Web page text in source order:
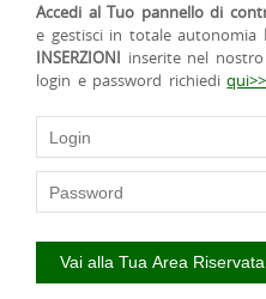
Accedi al Tuo pannello di
e gestisci in totale autonomia
INSERZIONI inserite nel nostro
login e password richiediqui>>